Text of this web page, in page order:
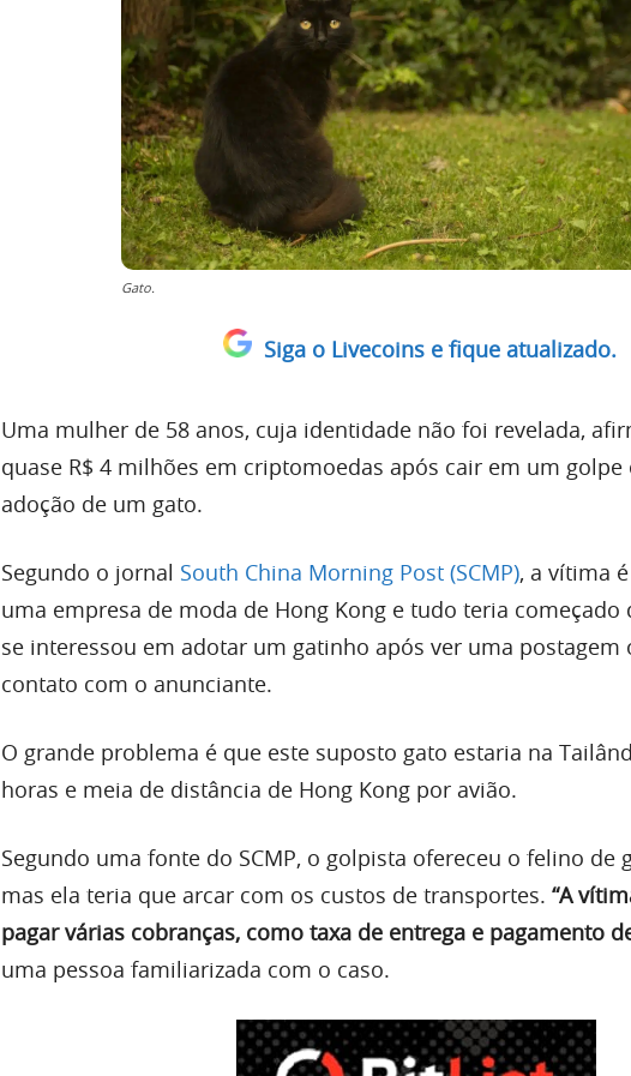
Gato.
Siga o Livecoins e fique atualizado.
Uma mulher de 58 anos, cuja identidade não foi revelada,
quase R$ 4 milhões em criptomoedas após cair em um golpe
adoção de um gato.
Segundo o jornal South China Morning Post (SCMP), a vítima
uma empresa de moda de Hong Kong e tudo teria começado
se interessou em adotar um gatinho após ver uma postagem
contato com o anunciante.
O grande problema é que este suposto gato estaria na
horas e meia de distância de Hong Kong por avião.
Segundo uma fonte do SCMP, o golpista ofereceu o felino de
mas ela teria que arcar com os custos de transportes. “A
pagar várias cobranças, como taxa de entrega e pagamento
uma pessoa familiarizada com o caso.